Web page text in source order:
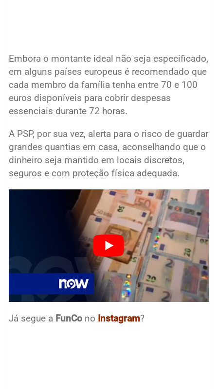
Embora o montante ideal não seja especificado,
em alguns países europeus é recomendado que
cada membro da família tenha entre 70 e 100
euros disponíveis para cobrir despesas
essenciais durante 72 horas.
A PSP, por sua vez, alerta para o risco de guardar
grandes quantias em casa, aconselhando que o
dinheiro seja mantido em locais discretos,
seguros e com proteção física adequada.
Já segue a FunCono Instagram?